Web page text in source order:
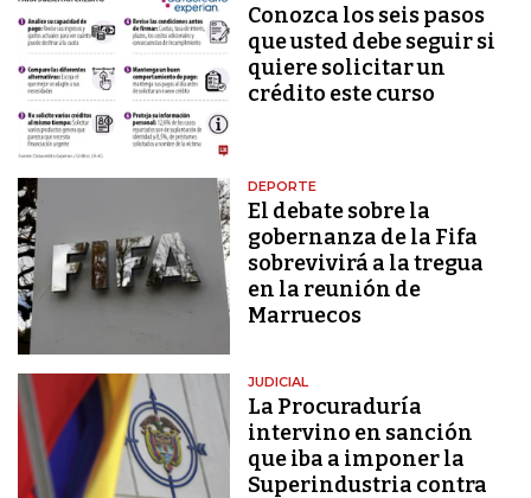
Conozca los seis pasos
que usted debe seguir si
quiere solicitar un
crédito este curso
DEPORTE
El debate sobre la
gobernanza de la Fifa
sobrevivirá a la tregua
en la reunión de
Marruecos
JUDICIAL
La Procuraduría
intervino en sanción
que iba a imponer la
Superindustria contra